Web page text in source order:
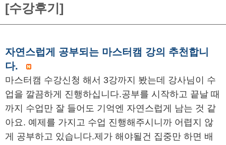
[수강후기]